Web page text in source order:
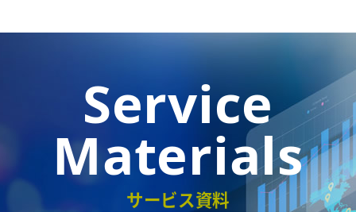
Service
Materials
サービス資料